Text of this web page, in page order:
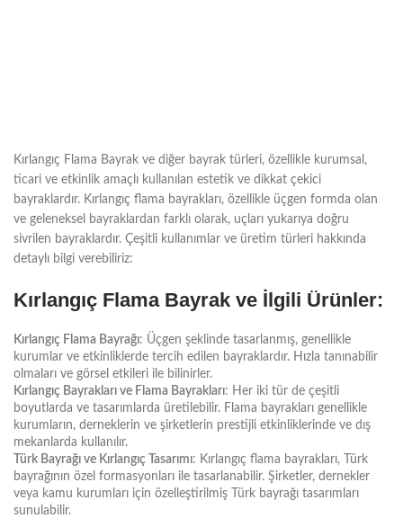
Kırlangıç Flama Bayrak ve diğer bayrak türleri, özellikle kurumsal,
ticari ve etkinlik amaçlı kullanılan estetik ve dikkat çekici
bayraklardır. Kırlangıç flama bayrakları, özellikle üçgen formda olan
ve geleneksel bayraklardan farklı olarak, uçları yukarıya doğru
sivrilen bayraklardır. Çeşitli kullanımlar ve üretim türleri hakkında
detaylı bilgi verebiliriz:
Kırlangıç Flama Bayrak ve İlgili Ürünler:
Kırlangıç Flama Bayrağı: Üçgen şeklinde tasarlanmış, genellikle
kurumlar ve etkinliklerde tercih edilen bayraklardır. Hızla tanınabilir
olmaları ve görsel etkileri ile bilinirler.
Kırlangıç Bayrakları ve Flama Bayrakları: Her iki tür de çeşitli
boyutlarda ve tasarımlarda üretilebilir. Flama bayrakları genellikle
kurumların, derneklerin ve şirketlerin prestijli etkinliklerinde ve dış
mekanlarda kullanılır.
Türk Bayrağı ve Kırlangıç Tasarımı: Kırlangıç flama bayrakları, Türk
bayrağının özel formasyonları ile tasarlanabilir. Şirketler, dernekler
veya kamu kurumları için özelleştirilmiş Türk bayrağı tasarımları
sunulabilir.